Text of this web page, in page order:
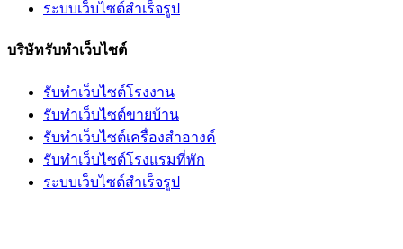
ระบบเว็บไซต์สำเร็จรูป
บริษัทรับทำเว็บไซต์
รับทำเว็บไซต์โรงงาน
รับทำเว็บไซต์ขายบ้าน
รับทำเว็บไซต์เครื่องสำอางค์
รับทำเว็บไซต์โรงแรมที่พัก
ระบบเว็บไซต์สำเร็จรูป